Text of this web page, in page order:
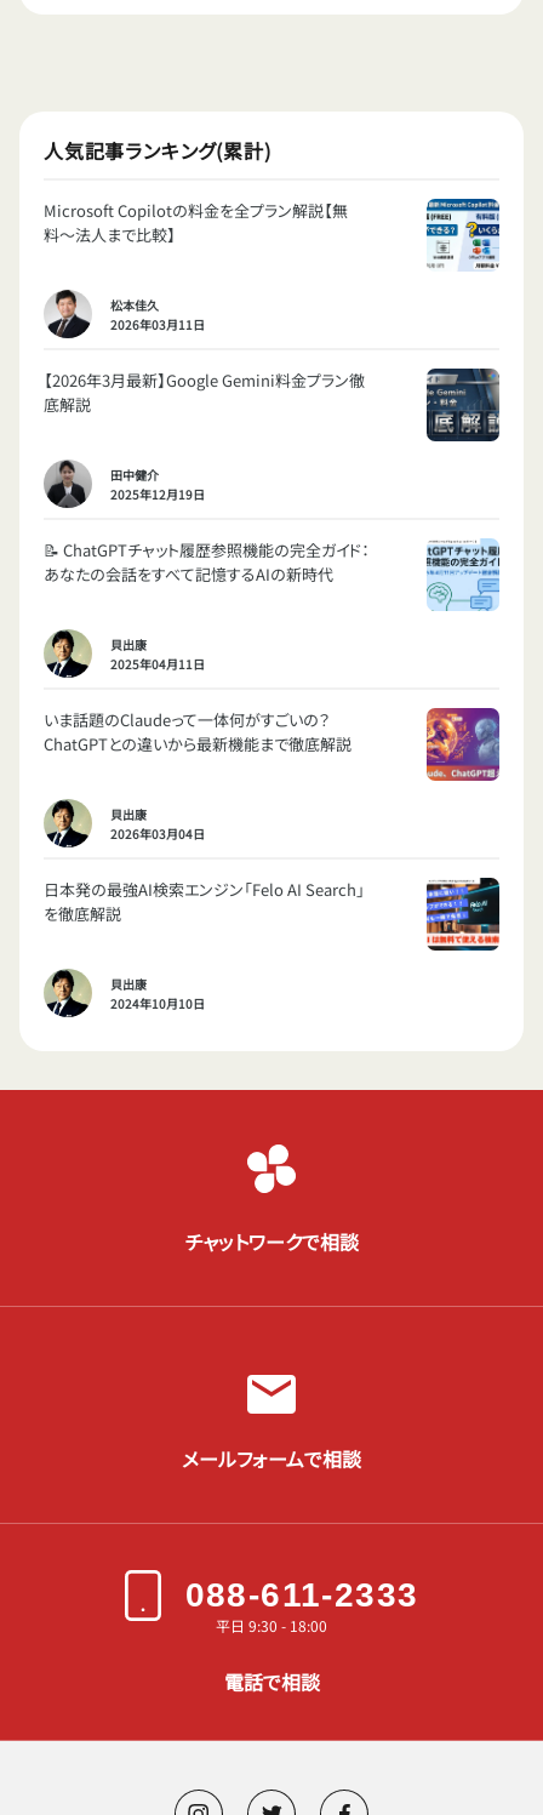
人気記事ランキング(累計)
Microsoft Copilotの料金を全プラン解説【無
料〜法人まで比較】
松本佳久
2026年03月11日
【2026年3月最新】Google Gemini料金プラン徹
底解説
田中健介
2025年12月19日
📝 ChatGPTチャット履歴参照機能の完全ガイド：
あなたの会話をすべて記憶するAIの新時代
貝出康
2025年04月11日
いま話題のClaudeって一体何がすごいの？
ChatGPTとの違いから最新機能まで徹底解説
貝出康
2026年03月04日
日本発の最強AI検索エンジン「Felo AI Search」
を徹底解説
貝出康
2024年10月10日
チャットワークで相談
メールフォームで相談
088-611-2333
平日 9:30 - 18:00
電話で相談